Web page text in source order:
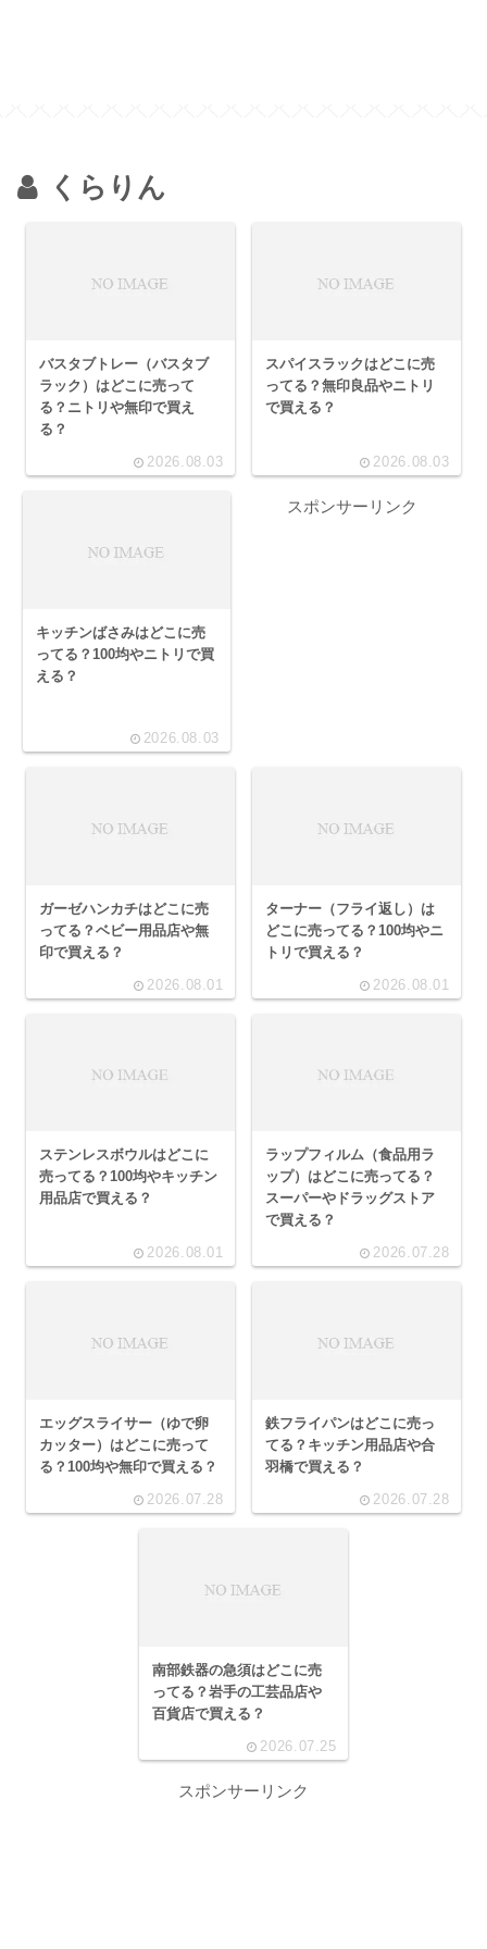
くらりん
バスタブトレー（バスタブ
ラック）はどこに売って
る？ニトリや無印で買え
る？
2026.08.03
スパイスラックはどこに売
ってる？無印良品やニトリ
で買える？
2026.08.03
キッチンばさみはどこに売
ってる？100均やニトリで買
える？
2026.08.03
スポンサーリンク
ガーゼハンカチはどこに売
ってる？ベビー用品店や無
印で買える？
2026.08.01
ターナー（フライ返し）は
どこに売ってる？100均やニ
トリで買える？
2026.08.01
ステンレスボウルはどこに
売ってる？100均やキッチン
用品店で買える？
2026.08.01
ラップフィルム（食品用ラ
ップ）はどこに売ってる？
スーパーやドラッグストア
で買える？
2026.07.28
エッグスライサー（ゆで卵
カッター）はどこに売って
る？100均や無印で買える？
2026.07.28
鉄フライパンはどこに売っ
てる？キッチン用品店や合
羽橋で買える？
2026.07.28
南部鉄器の急須はどこに売
ってる？岩手の工芸品店や
百貨店で買える？
2026.07.25
スポンサーリンク